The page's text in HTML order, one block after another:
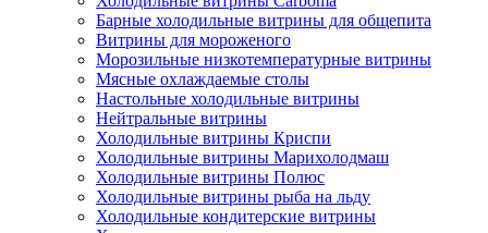
Барные холодильные витрины для общепита
Витрины для мороженого
Морозильные низкотемпературные витрины
Мясные охлаждаемые столы
Настольные холодильные витрины
Нейтральные витрины
Холодильные витрины Криспи
Холодильные витрины Марихолодмаш
Холодильные витрины Полюс
Холодильные витрины рыба на льду
Холодильные кондитерские витрины